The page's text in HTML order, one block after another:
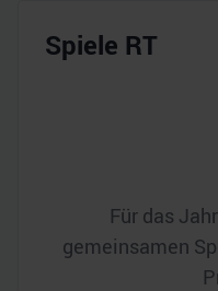
Spiele RT
Für das Jahr
gemeinsamen